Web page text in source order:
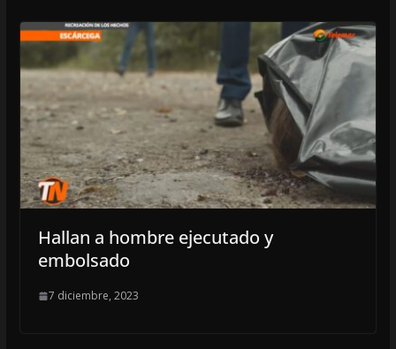
Hallan a hombre ejecutado y
embolsado
7 diciembre, 2023